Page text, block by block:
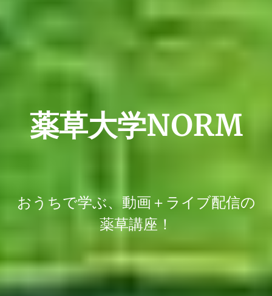
薬草大学NORM
おうちで学ぶ、動画＋ライブ配信の
薬草講座！